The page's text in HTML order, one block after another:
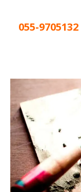
055-9705132